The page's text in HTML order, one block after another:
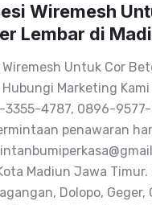
Wiremesh
Lembar di
Untuk Cor
Hubungi Marketing
3355-4787, 0896-
penawaran
Madiun Jawa
Dolopo, Geger,